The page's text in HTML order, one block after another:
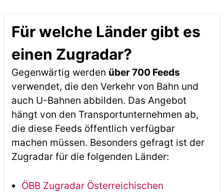
Für welche Länder gibt es
einen Zugradar?
Gegenwärtig werden über 700 Feeds
verwendet, die den Verkehr von Bahn und
auch U-Bahnen abbilden. Das Angebot
hängt von den Transportunternehmen ab,
die diese Feeds öffentlich verfügbar
machen müssen. Besonders gefragt ist der
Zugradar für die folgenden Länder:
ÖBB Zugradar Österreichischen